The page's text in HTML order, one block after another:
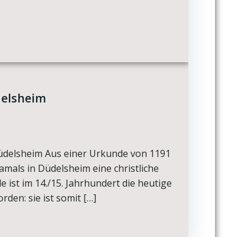
Aus einer Urkunde von 1191
in Düdelsheim eine christliche
ist im 14./15. Jahrhundert die heutige
sie ist somit […]